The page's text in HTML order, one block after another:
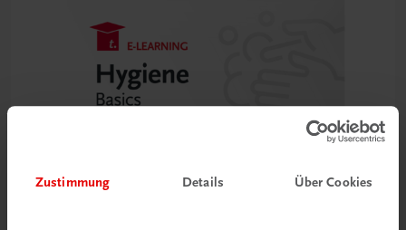
Zustimmung Details Über Cookies